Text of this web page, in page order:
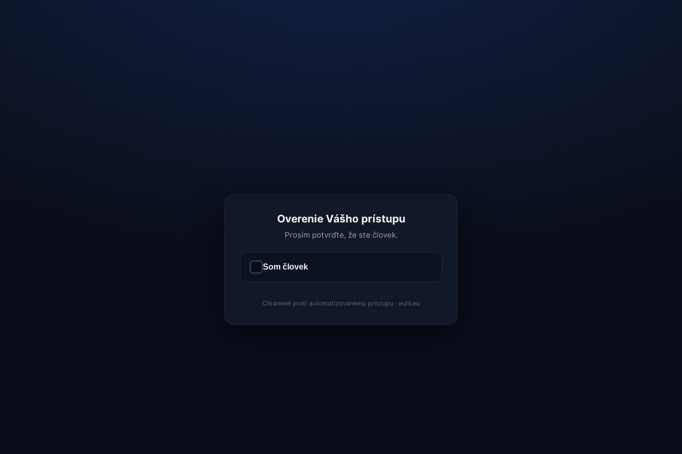
Overenie Vášho prístupu
Prosím potvrďte, že ste človek.
Som človek
Chránené proti automatizovanému prístupu · euhl.eu